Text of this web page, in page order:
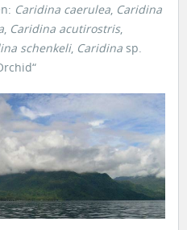
Caridina caerulea Caridina
Caridina acutirostris,
schenkeli, Caridina sp.